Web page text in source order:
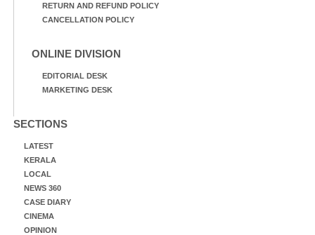
RETURN AND REFUND POLICY
CANCELLATION POLICY
ONLINE DIVISION
EDITORIAL DESK
MARKETING DESK
SECTIONS
LATEST
KERALA
LOCAL
NEWS 360
CASE DIARY
CINEMA
OPINION